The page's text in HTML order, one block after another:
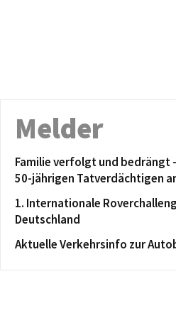
Melder
Familie verfolgt und bedrängt
50-jährigen Tatverdächtigen
1. Internationale
Deutschland
Aktuelle Verkehrsinfo zur